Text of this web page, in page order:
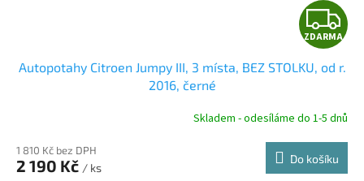
Z
D
R
ZDARMA
Autopotahy Citroen Jumpy III, 3 místa, BEZ STOLKU, od r.
2016, černé
Skladem - odesíláme do 1-5 dnů
1 810 Kč bez DPH
2 190 Kč / ks
Do košíku